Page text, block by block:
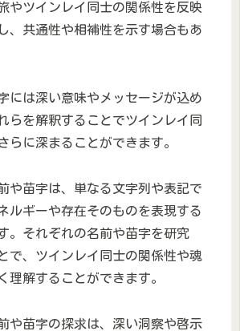
やツインレイ同士の関係性を反映
、共通性や相補性を示す場合もあ
には深い意味やメッセージが込め
らを解釈することでツインレイ同
らに深まることができます。
や苗字は、単なる文字列や表記で
ルギーや存在そのものを表現する
。それぞれの名前や苗字を研究
で、ツインレイ同士の関係性や魂
理解することができます。
や苗字の探求は、深い洞察や啓示